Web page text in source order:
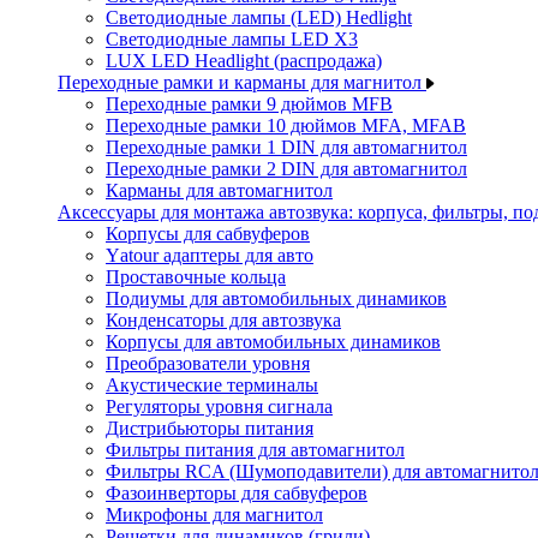
Светодиодные лампы (LED) Hedlight
Светодиодные лампы LED X3
LUX LED Headlight (распродажа)
Переходные рамки и карманы для магнитол
Переходные рамки 9 дюймов MFB
Переходные рамки 10 дюймов MFA, MFAB
Переходные рамки 1 DIN для автомагнитол
Переходные рамки 2 DIN для автомагнитол
Карманы для автомагнитол
Аксессуары для монтажа автозвука: корпуса, фильтры,
Корпусы для сабвуферов
Yаtour адаптеры для авто
Проставочные кольца
Подиумы для автомобильных динамиков
Конденсаторы для автозвука
Корпусы для автомобильных динамиков
Преобразователи уровня
Акустические терминалы
Регуляторы уровня сигнала
Дистрибьюторы питания
Фильтры питания для автомагнитол
Фильтры RCA (Шумоподавители) для автомагнитол
Фазоинверторы для сабвуферов
Микрофоны для магнитол